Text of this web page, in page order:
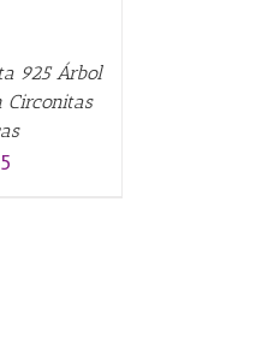
925 Árbol
Circonitas